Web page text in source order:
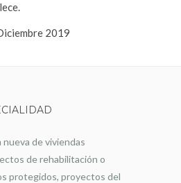
2019
de viviendas
de rehabilitación o
protegidos, proyectos del